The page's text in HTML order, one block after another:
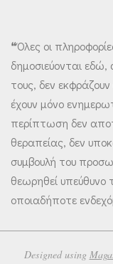
❝Όλες οι
δημοσιεύονται εδώ,
τους, δεν
έχουν μόνο
περίπτωση δεν
θεραπείας, δεν
συμβουλή του
θεωρηθεί
οποιαδήποτε
Designed using